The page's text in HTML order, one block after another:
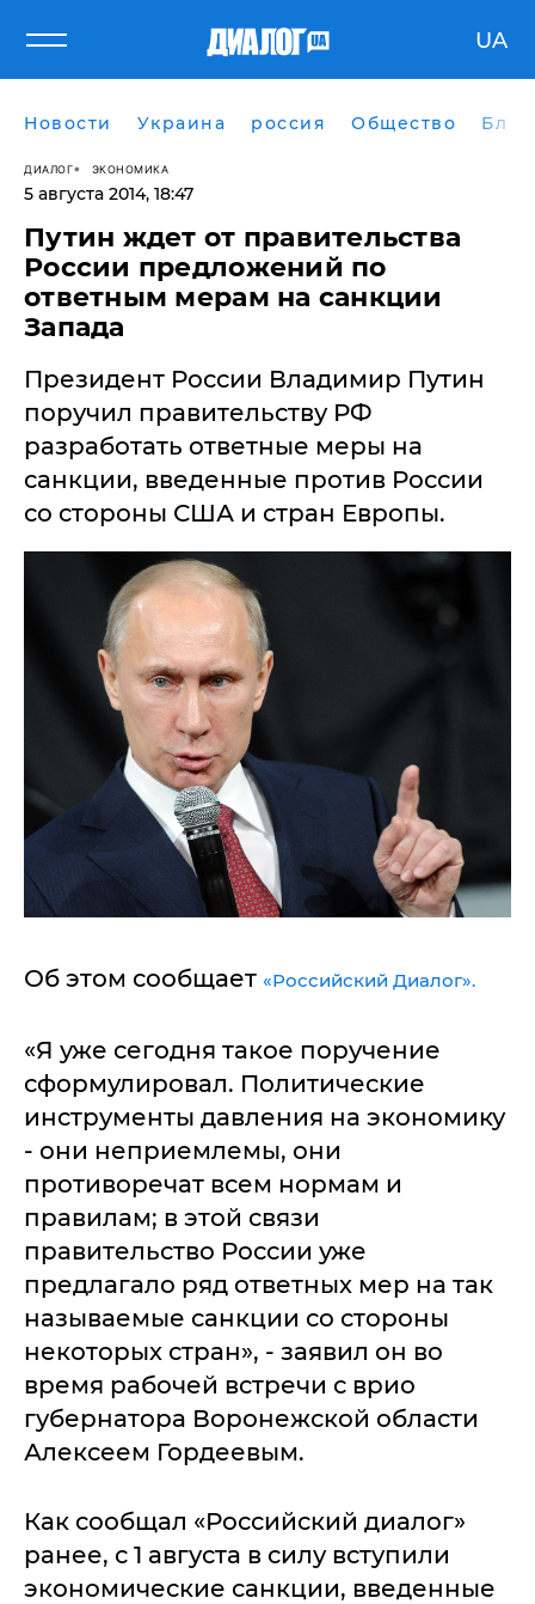
UA
Новости Украина россия Общество
ДИАЛОГ ЭКОНОМИКА
5 августа 2014, 18:47
Путин ждет от правительства
России предложений по
ответным мерам на санкции
Запада
​Президент России Владимир Путин
поручил правительству РФ
разработать ответные меры на
санкции, введенные против России
со стороны США и стран Европы.
Об этом сообщает «Российский Диалог».
«Я уже сегодня такое поручение
сформулировал. Политические
инструменты давления на экономику
- они неприемлемы, они
противоречат всем нормам и
правилам; в этой связи
правительство России уже
предлагало ряд ответных мер на так
называемые санкции со стороны
некоторых стран», - заявил он во
время рабочей встречи с врио
губернатора Воронежской области
Алексеем Гордеевым.
Как сообщал «Российский диалог»
ранее, с 1 августа в силу вступили
экономические санкции, введенные